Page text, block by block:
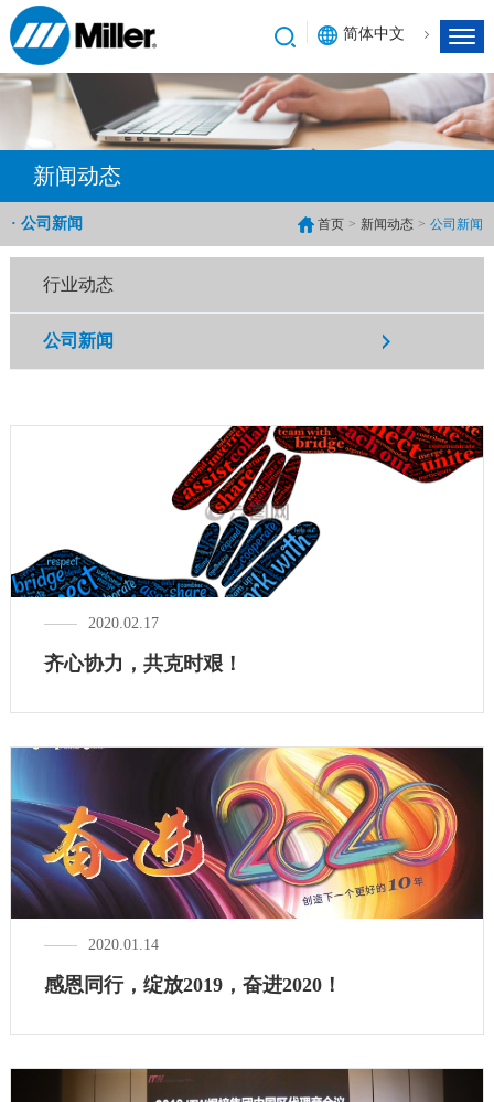
简体中文
新闻动态
· 公司新闻 首页 > 新闻动态 > 公司新闻
行业动态
公司新闻
2020.02.17
齐心协力，共克时艰！
2020.01.14
感恩同行，绽放2019，奋进2020！